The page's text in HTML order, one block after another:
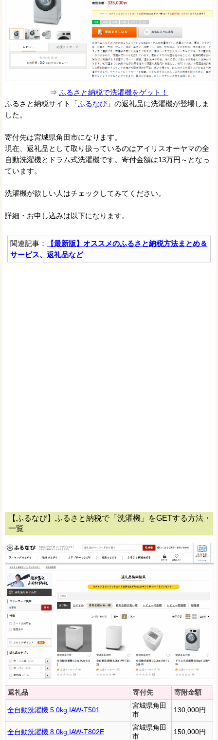
⇒ ふるさと納税で洗濯機をゲット！
ふるさと納税サイト「ふるなび」の返礼品に洗濯機が登場しま
した。
寄付先は宮城県角田市になります。
現在、返礼品として取り扱っているのはアイリスオーヤマの全
自動洗濯機とドラム式洗濯機です。寄付金額は13万円～となっ
ています。
洗濯機が欲しい人はチェックしてみてください。
詳細・お申し込みは以下になります。
関連記事：
【最新版】オススメのふるさと納税方法まとめ＆
サービス、返礼品など
【ふるなび】ふるさと納税で「洗濯機」をGETする方法・
一覧
返礼品 寄付先 寄附金額
全自動洗濯機 5.0kg IAW-T501
宮城県角田
市
130,000円
全自動洗濯機 8.0kg IAW-T802E
宮城県角田
市
150,000円